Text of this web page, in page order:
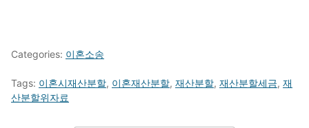
Categories: 이혼소송
Tags: 이혼시재산분할, 이혼재산분할, 재산분할, 재산분할세금, 재
산분할위자료